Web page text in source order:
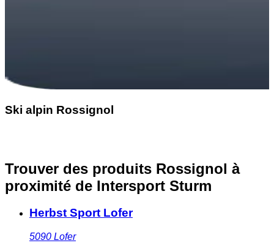
Ski alpin Rossignol
Trouver des produits Rossignol à
proximité de Intersport Sturm
Herbst Sport Lofer
5090 Lofer